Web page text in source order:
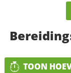
TOON